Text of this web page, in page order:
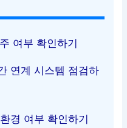
여부 확인하기
연계 시스템 점검하
경 여부 확인하기